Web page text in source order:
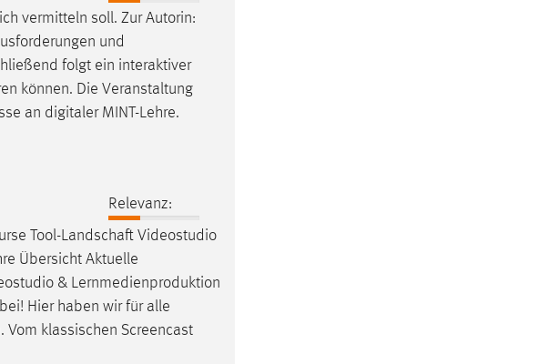
vermitteln soll. Zur Autorin:
und
folgt ein interaktiver
können. Die Veranstaltung
an digitaler MINT-Lehre.
Relevanz:
Tool-Landschaft Videostudio
Übersicht Aktuelle
& Lernmedienproduktion
Hier haben wir für alle
klassischen Screencast